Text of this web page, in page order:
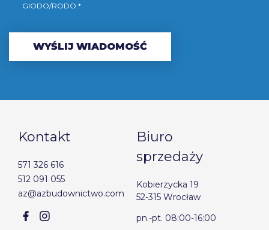
GIODO/RODO.*
Kontakt
571 326 616
512 091 055
az@azbudownictwo.com
Biuro
sprzedaży
Kobierzycka 19
52-315 Wrocław
pn.-pt. 08:00-16:00